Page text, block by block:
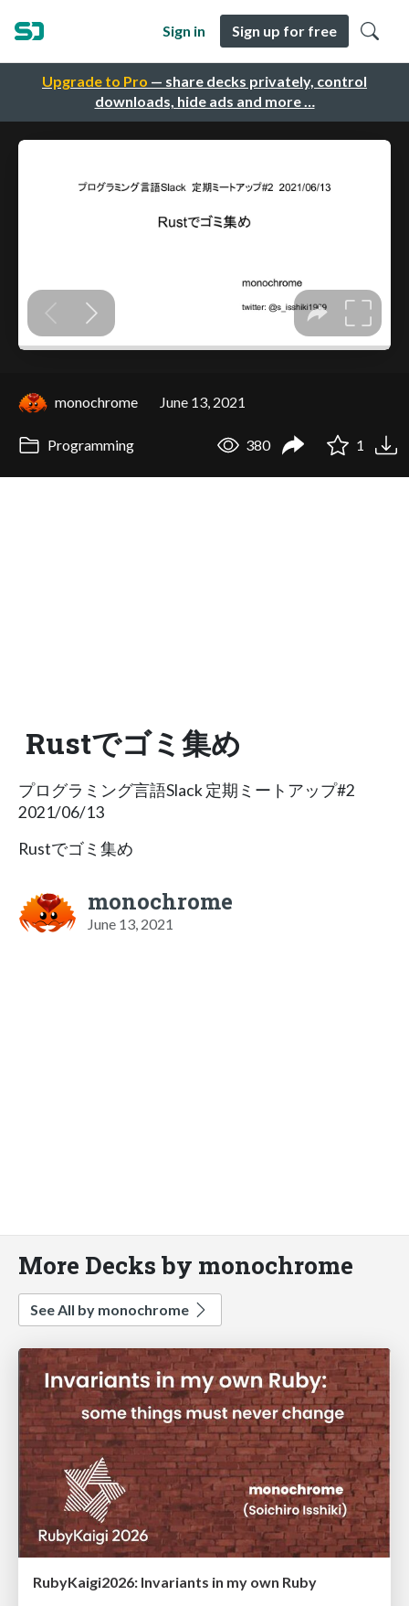
Upgrade to Pro — share decks privately, control
downloads, hide ads and more …
Sign in Sign up for free
monochrome June 13, 2021
Programming 380 1
Rustでゴミ集め
プログラミング言語Slack 定期ミートアップ#2
2021/06/13
Rustでゴミ集め
monochrome
June 13, 2021
More Decks by monochrome
See All by monochrome
RubyKaigi2026: Invariants in my own Ruby